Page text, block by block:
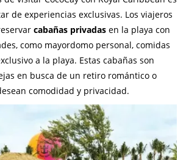
de experiencias exclusivas. Los viajeros
cabañas privadas en la playa con
como mayordomo personal, comidas
a la playa. Estas cabañas son
en busca de un retiro romántico o
comodidad y privacidad.